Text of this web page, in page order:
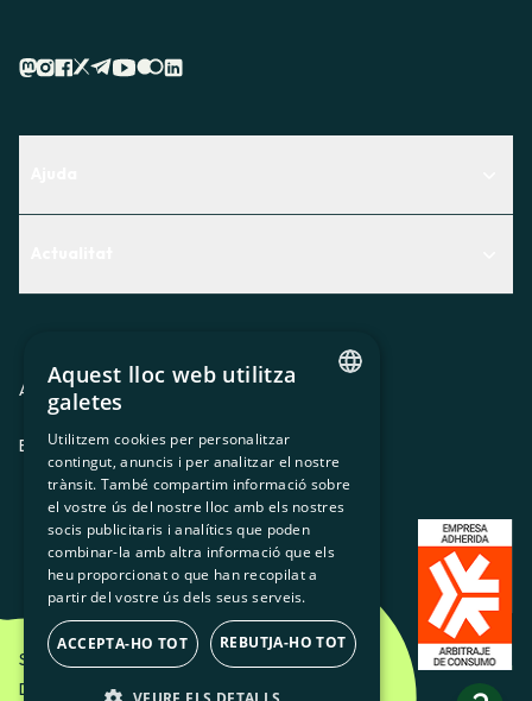
Premsa
Treballa amb nosaltres
Avis legal Política de privacitatPolítica de cookies
ES CAGLEU
Som Energia SCCL - 2026
Disseny Creatiu d'Etéreo Design.
SPANISH
GL
BASQUE
Aquest lloc web utilitza
galetes
Utilitzem cookies per personalitzar
contingut, anuncis i per analitzar el nostre
trànsit. També compartim informació sobre
el vostre ús del nostre lloc amb els nostres
socis publicitaris i analítics que poden
combinar-la amb altra informació que els
heu proporcionat o que han recopilat a
partir del vostre ús dels seus serveis.
ACCEPTA-HO TOT REBUTJA-HO TOT